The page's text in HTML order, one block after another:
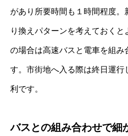
があり所要時間も１時間程度
り換えパターンを考えておくと
の場合は高速バスと電車を組み
す。市街地へ入る際は終日運行
利です。
バスとの組み合わせで細